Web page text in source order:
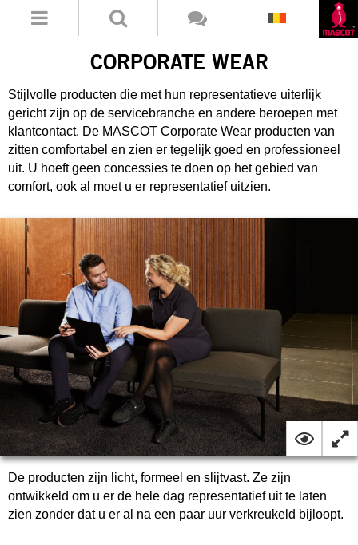
CORPORATE WEAR
Stijlvolle producten die met hun representatieve uiterlijk
gericht zijn op de servicebranche en andere beroepen met
klantcontact. De MASCOT Corporate Wear producten van
zitten comfortabel en zien er tegelijk goed en professioneel
uit. U hoeft geen concessies te doen op het gebied van
comfort, ook al moet u er representatief uitzien.
De producten zijn licht, formeel en slijtvast. Ze zijn
ontwikkeld om u er de hele dag representatief uit te laten
zien zonder dat u er al na een paar uur verkreukeld bijloopt.